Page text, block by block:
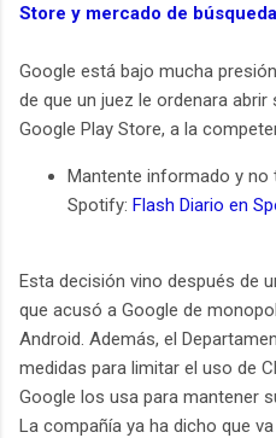
Store y mercado de
Google está bajo mucha
de que un juez le ordenara
Google Play Store, a la
Mantente informado y no
Spotify: Flash Diario en
Esta decisión vino después de
que acusó a Google de
Android. Además, el
medidas para limitar el uso de
Google los usa para mantener
La compañía ya ha dicho que